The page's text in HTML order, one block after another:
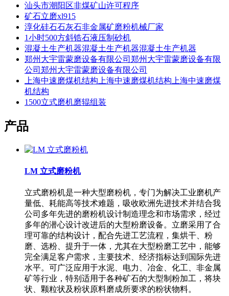
汕头市潮阳区非煤矿山许可程序
矿石立磨xl915
淳化硅石石灰石非金属矿磨粉机械厂家
1小时500方斜锆石液压制砂机
混凝土生产机器混凝土生产机器混凝土生产机器
郑州大宇雷蒙磨设备有限公司郑州大宇雷蒙磨设备有限
公司郑州大宇雷蒙磨设备有限公司
上海中速磨煤机结构上海中速磨煤机结构上海中速磨煤
机结构
1500立式磨机磨辊组装
产品
LM 立式磨粉机
立式磨粉机是一种大型磨粉机，专门为解决工业磨机产
量低、耗能高等技术难题，吸收欧洲先进技术并结合我
公司多年先进的磨粉机设计制造理念和市场需求，经过
多年的潜心设计改进后的大型粉磨设备。立磨采用了合
理可靠的结构设计，配合先进工艺流程，集烘干、粉
磨、选粉、提升于一体，尤其在大型粉磨工艺中，能够
完全满足客户需求，主要技术、经济指标达到国际先进
水平。可广泛应用于水泥、电力、冶金、化工、非金属
矿等行业，特别适用于各种矿石的大型制粉加工，将块
状、颗粒状及粉状原料磨成所要求的粉状物料。